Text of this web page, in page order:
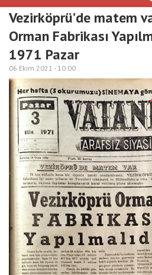
Vezirköprü’de matem
Orman Fabrikası
1971 Pazar
06 Ekim 2021 - 10:00